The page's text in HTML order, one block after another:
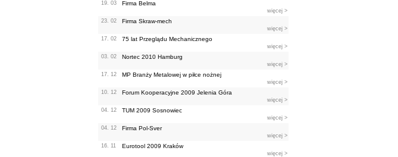
19. 03
Firma Belma
więcej >
23. 02
Firma Skraw-mech
więcej >
17. 02
75 lat Przeglądu Mechanicznego
więcej >
03. 02
Nortec 2010 Hamburg
więcej >
17. 12
MP Branży Metalowej w piłce nożnej
więcej >
10. 12
Forum Kooperacyjne 2009 Jelenia Góra
więcej >
04. 12
TUM 2009 Sosnowiec
więcej >
04. 12
Firma Pol-Sver
więcej >
16. 11
Eurotool 2009 Kraków
więcej >